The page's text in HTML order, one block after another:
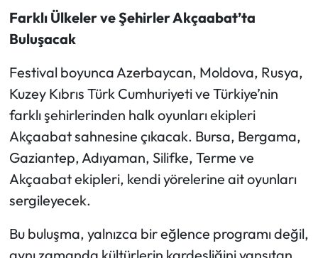
Farklı Ülkeler ve Şehirler Akçaabat’ta
Buluşacak
Festival boyunca Azerbaycan, Moldova, Rusya,
Kuzey Kıbrıs Türk Cumhuriyeti ve Türkiye’nin
farklı şehirlerinden halk oyunları ekipleri
Akçaabat sahnesine çıkacak. Bursa, Bergama,
Gaziantep, Adıyaman, Silifke, Terme ve
Akçaabat ekipleri, kendi yörelerine ait oyunları
sergileyecek.
Bu buluşma, yalnızca bir eğlence programı değil,